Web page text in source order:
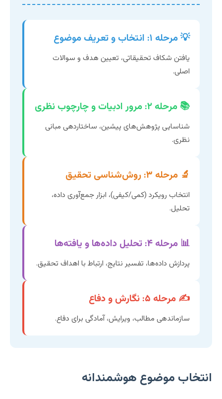
💡 مرحله ۱: انتخاب و تعریف موضوع
یافتن شکاف تحقیقاتی، تعیین هدف و سوالات
اصلی.
📚 مرحله ۲: مرور ادبیات و چارچوب نظری
شناسایی پژوهش‌های پیشین، ساختاردهی مبانی
نظری.
🔬 مرحله ۳: روش‌شناسی تحقیق
انتخاب رویکرد (کمی/کیفی)، ابزار جمع‌آوری داده،
تحلیل.
📊 مرحله ۴: تحلیل داده‌ها و یافته‌ها
پردازش داده‌ها، تفسیر نتایج، ارتباط با اهداف تحقیق.
✍️ مرحله ۵: نگارش و دفاع
سازماندهی مطالب، ویرایش، آمادگی برای دفاع.
انتخاب موضوع هوشمندانه